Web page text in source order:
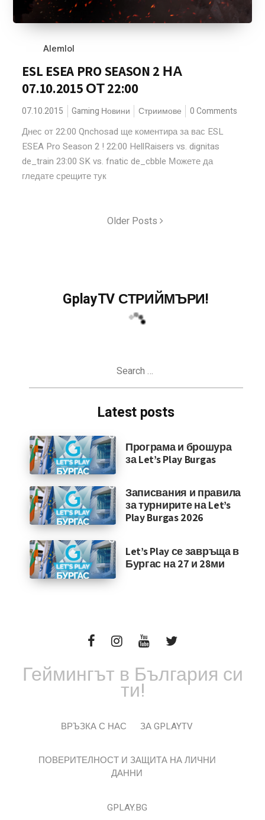
Alemlol
ESL ESEA PRO SEASON 2 НА
07.10.2015 ОТ 22:00
07.10.2015 Gaming Новини Стриимове 0 Comments
Днес от 22:00 Qnchosad ще коментира за вас ESL
ESEA Pro Season 2 ! 22:00 HellRaisers vs. dignitas
de_train 23:00 SK vs. fnatic de_cbble Можете да
гледате срещите тук
Older Posts
GplayTV СТРИЙМЪРИ!
Latest posts
Програма и брошура
за Let’s Play Burgas
Записвания и правила
за турнирите на Let’s
Play Burgas 2026
Let’s Play се завръща в
Бургас на 27 и 28ми
Геймингът в България си
ти!
ВРЪЗКА С НАС ЗА GPLAYTV
ПОВЕРИТЕЛНОСТ И ЗАЩИТА НА ЛИЧНИ
ДАННИ
GPLAY.BG